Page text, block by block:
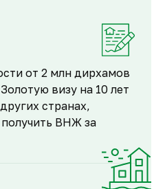
от 2 млн дирхамов
визу на 10 лет
странах,
ВНЖ за